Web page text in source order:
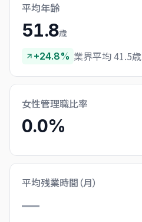
平均年齢
51.8歳
+24.8% 業界平均 41.5歳
女性管理職比率
0.0%
平均残業時間（月）
—